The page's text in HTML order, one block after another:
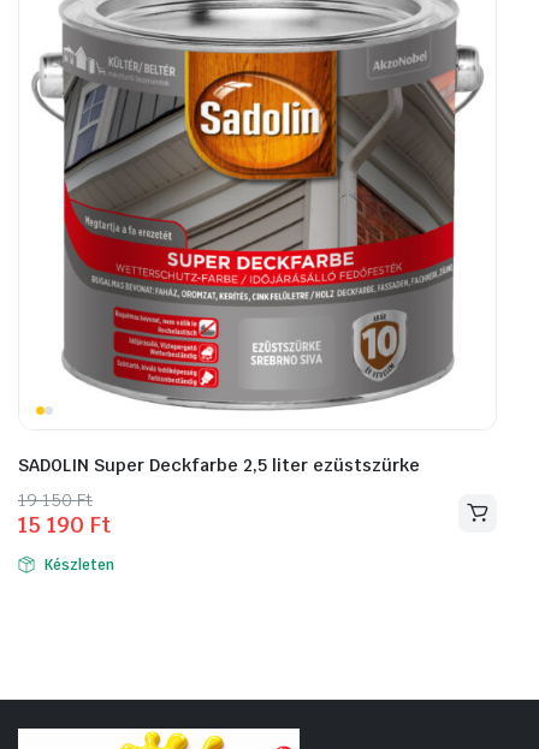
SADOLIN Super Deckfarbe 2,5 liter ezüstszürke
19 150Ft
Original
price
was:
15 190 Ft
Current
price
is: Készleten